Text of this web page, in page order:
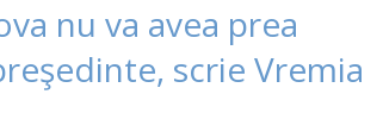
nu va avea prea
scrie Vremia